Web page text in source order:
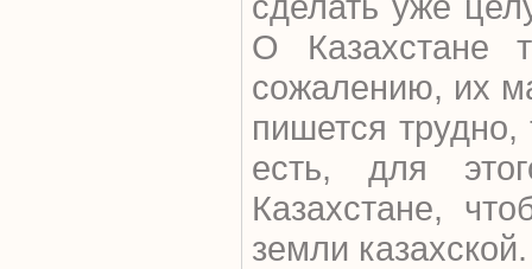
О Казахстане
сожалению, их
пишется
есть, для
Казахстане,
земли казахской.